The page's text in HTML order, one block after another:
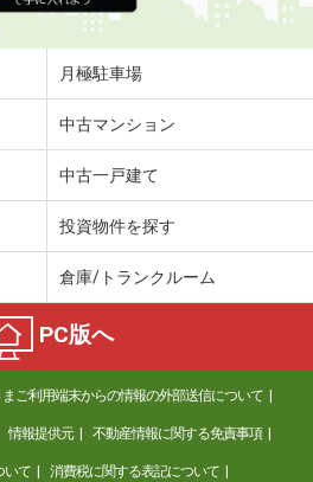
静岡県磐田市新貝３
7.20万円
5.40万円
静岡県袋井市土橋
55.17m²
2LDK
町
月極駐車場
中古マンション
中古一戸建て
投資物件を探す
倉庫/トランクルーム
PC版へ
まご利用端末からの情報の外部送信について
情報提供元 不動産情報に関する免責事項
いて 消費税に関する表記について